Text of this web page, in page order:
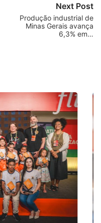
Next Post
Produção industrial de
Minas Gerais avança
6,3% em…